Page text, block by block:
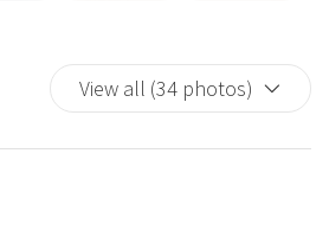
View all (34 photos)